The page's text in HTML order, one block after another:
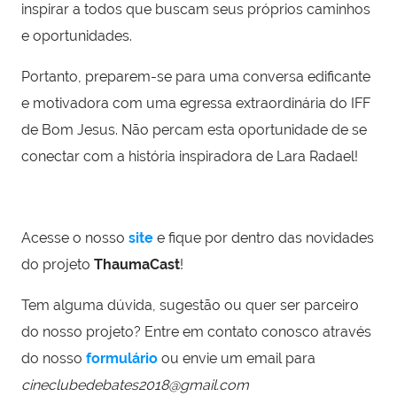
inspirar a todos que buscam seus próprios caminhos
e oportunidades.
Portanto, preparem-se para uma conversa edificante
e motivadora com uma egressa extraordinária do IFF
de Bom Jesus. Não percam esta oportunidade de se
conectar com a história inspiradora de Lara Radael!
Acesse o nosso ⁠ site ⁠ e fique por dentro das novidades
do projeto ThaumaCast!
Tem alguma dúvida, sugestão ou quer ser parceiro
do nosso projeto? Entre em contato conosco através
do nosso formulário ou envie um email para
cineclubedebates2018@gmail.com